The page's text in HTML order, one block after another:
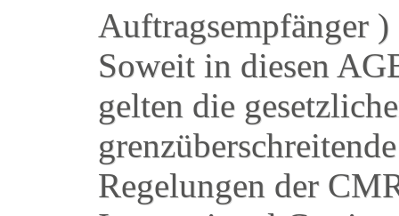
Auftragsempfänger
Soweit in diesen
gelten die
Regelungen der